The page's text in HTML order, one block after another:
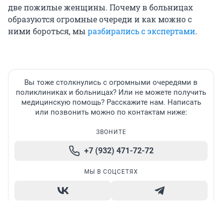
две пожилые женщины. Почему в больницах
образуются огромные очереди и как можно с
ними бороться, мы разбирались с экспертами.
Вы тоже столкнулись с огромными очередями в
поликлиниках и больницах? Или не можете получить
медицинскую помощь? Расскажите нам. Написать
или позвонить можно по контактам ниже:
ЗВОНИТЕ
+7 (932) 471-72-72
МЫ В СОЦСЕТЯХ